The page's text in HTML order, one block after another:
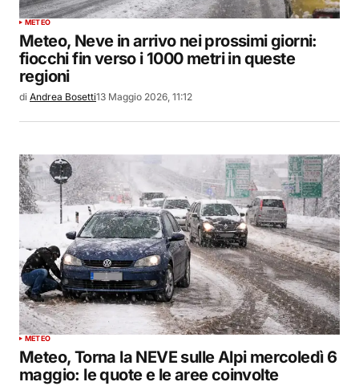
METEO
Meteo, Neve in arrivo nei prossimi giorni:
fiocchi fin verso i 1000 metri in queste
regioni
di Andrea Bosetti13 Maggio 2026, 11:12
METEO
Meteo, Torna la NEVE sulle Alpi mercoledì 6
maggio: le quote e le aree coinvolte